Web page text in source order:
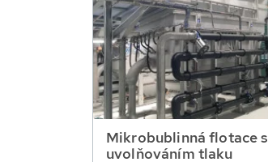
Mikrobublinná flotace s
uvolňováním tlaku